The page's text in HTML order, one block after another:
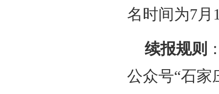
名时间为7
续报规则
公众号“石